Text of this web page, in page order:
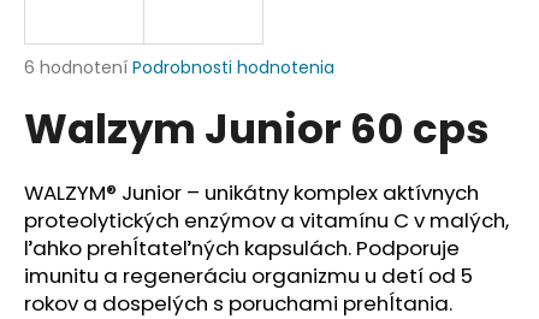
Priemerné
produktu
je
z
5
hviezdičiek.
6 hodnotení Podrobnosti hodnotenia
Walzym Junior 60 cps
WALZYM® Junior – unikátny komplex aktívnych
proteolytických enzýmov a vitamínu C v malých,
ľahko prehĺtateľných kapsulách. Podporuje
imunitu a regeneráciu organizmu u detí od 5
rokov a dospelých s poruchami prehĺtania.
j
ť
?
HĽADAŤ